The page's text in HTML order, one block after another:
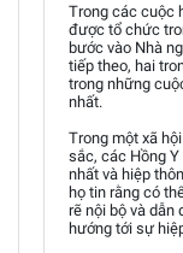
Trong các cuộc
được tổ chức
bước vào Nhà
tiếp theo, hai
trong những
nhất.
Trong một xã
sắc, các Hồng
nhất và hiệp
họ tin rằng có
rẽ nội bộ và dẫn
hướng tới sự